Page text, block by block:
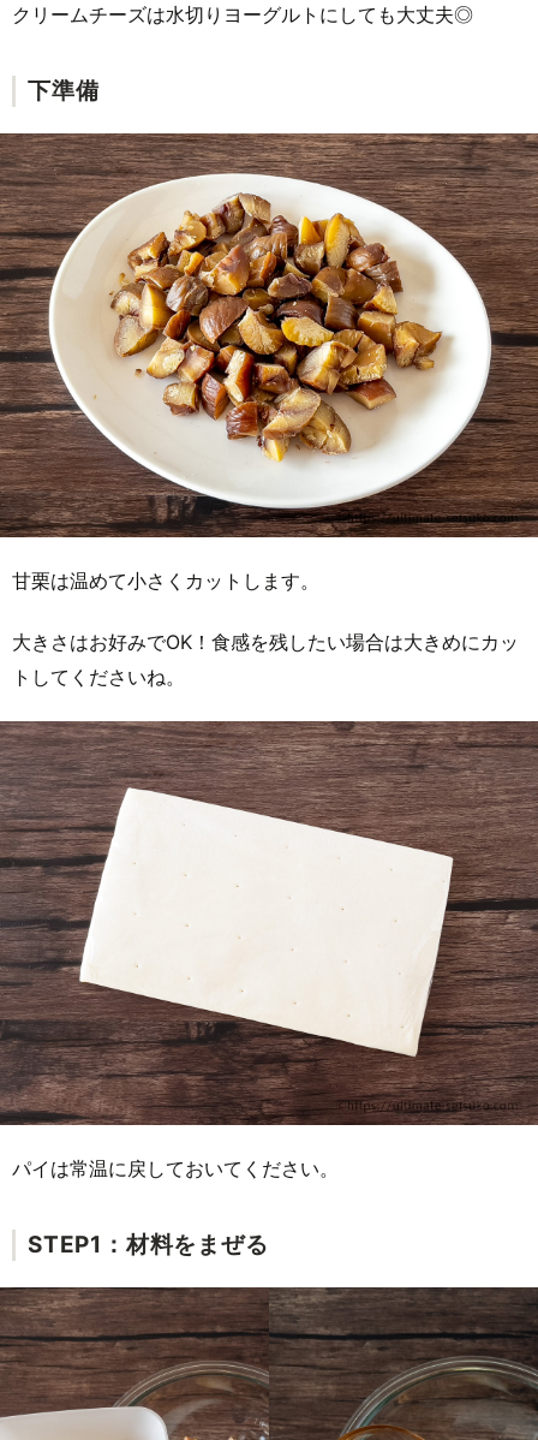
クリームチーズは水切りヨーグルトにしても大丈夫◎
下準備
甘栗は温めて小さくカットします。
大きさはお好みでOK！食感を残したい場合は大きめにカッ
トしてくださいね。
パイは常温に戻しておいてください。
STEP1：材料をまぜる